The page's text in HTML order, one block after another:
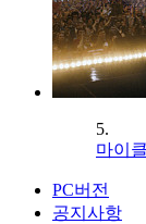
5.
마이
PC버전
공지사항